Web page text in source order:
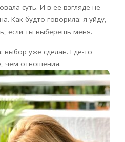
суть. И в ее взгляде не
Как будто говорила: я уйду,
если ты выберешь меня.
уже сделан. Где-то
чем отношения.